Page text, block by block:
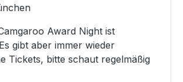
Award Night ist
gibt aber immer wieder
Tickets, bitte schaut regelmäßig